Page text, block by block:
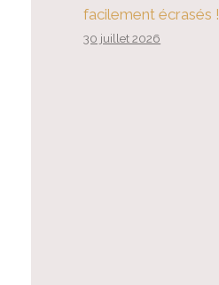
facilement écrasés !
30 juillet 2026